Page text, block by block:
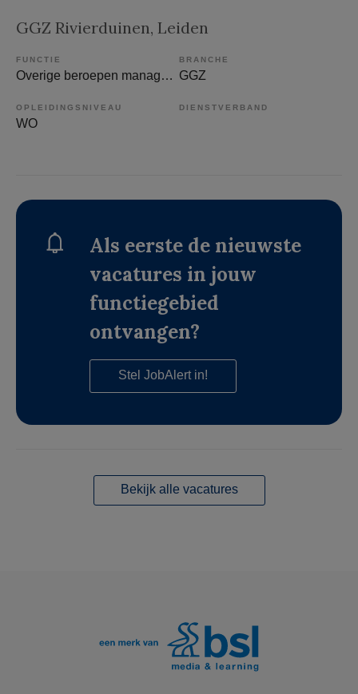
GGZ Rivierduinen, Leiden
FUNCTIE
Overige beroepen management
BRANCHE
GGZ
OPLEIDINGSNIVEAU
WO
DIENSTVERBAND
Als eerste de nieuwste
vacatures in jouw
functiegebied
ontvangen?
Stel JobAlert in!
Bekijk alle vacatures